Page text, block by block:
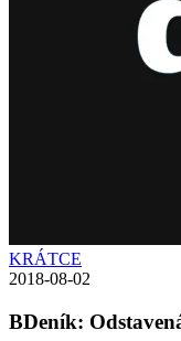
KRÁTCE
2018-08-02
BDeník: